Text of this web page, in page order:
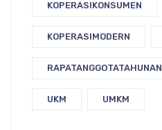
KOPERASIKONSUMEN
KOPERASIMODERN
RAPATANGGOTATAHUNAN
UKM UMKM